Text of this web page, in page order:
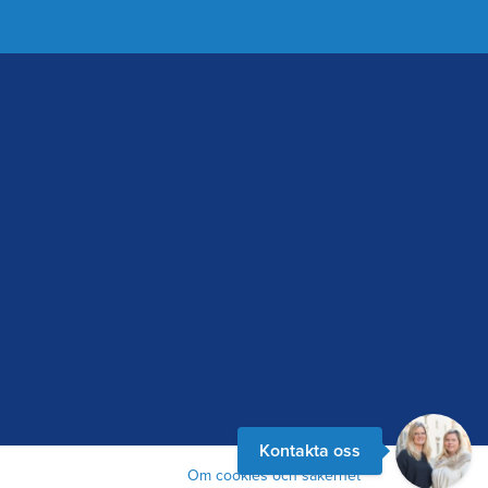
Kontakta oss
Om cookies och säkerhet